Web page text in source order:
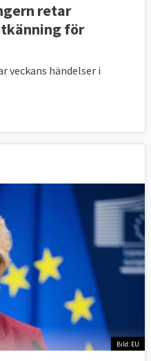
retar
för
veckans händelser i
Bild: EU